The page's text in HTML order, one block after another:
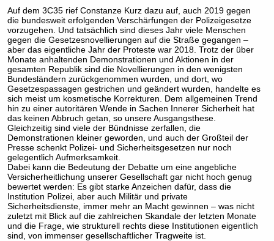
Auf dem 3C35 rief Constanze Kurz dazu auf, auch 2019 gegen
die bundesweit erfolgenden Verschärfungen der Polizeigesetze
vorzugehen. Und tatsächlich sind dieses Jahr viele Menschen
gegen die Gesetzesnovellierungen auf die Straße gegangen –
aber das eigentliche Jahr der Proteste war 2018. Trotz der über
Monate anhaltenden Demonstrationen und Aktionen in der
gesamten Republik sind die Novellierungen in den wenigsten
Bundesländern zurückgenommen wurden, und dort, wo
Gesetzespassagen gestrichen und geändert wurden, handelte es
sich meist um kosmetische Korrekturen. Dem allgemeinen Trend
hin zu einer autoritären Wende in Sachen Innerer Sicherheit hat
das keinen Abbruch getan, so unsere Ausgangsthese.
Gleichzeitig sind viele der Bündnisse zerfallen, die
Demonstrationen kleiner geworden, und auch der Großteil der
Presse schenkt Polizei- und Sicherheitsgesetzen nur noch
gelegentlich Aufmerksamkeit.
Dabei kann die Bedeutung der Debatte um eine angebliche
Versicherheitlichung unserer Gesellschaft gar nicht hoch genug
bewertet werden: Es gibt starke Anzeichen dafür, dass die
Institution Polizei, aber auch Militär und private
Sicherheitsdienste, immer mehr an Macht gewinnen – was nicht
zuletzt mit Blick auf die zahlreichen Skandale der letzten Monate
und die Frage, wie strukturell rechts diese Institutionen eigentlich
sind, von immenser gesellschaftlicher Tragweite ist.